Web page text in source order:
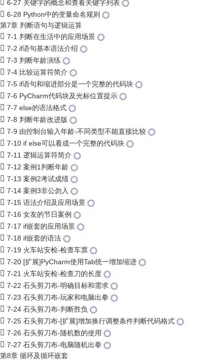
6-27 关键字的概念和查看关键字列表
6-28 Python中的变量命名规则
第7章 判断语句与逻辑运算
7-1 判断在生活中的应用场景
7-2 if语句基本语法介绍
7-3 判断年龄演练
7-4 比较运算符简介
7-5 if语句和缩进部分是一个完整的代码块
7-6 PyCharm代码块及光标位置提示
7-7 else的语法格式
7-8 判断年龄改进版
7-9 由控制台输入年龄-不同类型不能直接比较
7-10 if else可以看成一个完整的代码块
7-11 逻辑运算符简介
7-12 案例1判断年龄
7-13 案例2考试成绩
7-14 案例3非公勿入
7-15 语法介绍及应用场景
7-16 女友的节日案例
7-17 if嵌套的应用场景
7-18 if嵌套的语法
7-19 火车站安检-检查车票
7-20 [扩展]PyCharm使用Tab统一增加缩进
7-21 火车站安检-检查刀的长度
7-22 石头剪刀布-明确目标和需求
7-23 石头剪刀布-玩家和电脑出拳
7-24 石头剪刀布-判断胜负
7-25 石头剪刀布-[扩展]增加换行调整条件判断代码格式
7-26 石头剪刀布-随机数的使用
7-27 石头剪刀布-电脑随机出拳
第8章 循环及循环嵌套